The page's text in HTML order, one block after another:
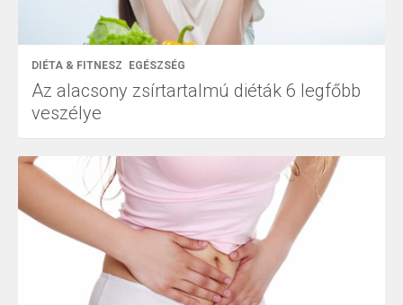
DIÉTA & FITNESZ EGÉSZSÉG
Az alacsony zsírtartalmú diéták 6 legfőbb
veszélye